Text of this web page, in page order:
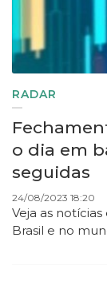
RADAR
o dia em
seguidas
24/08/2023 18:20
Veja as
Brasil e no